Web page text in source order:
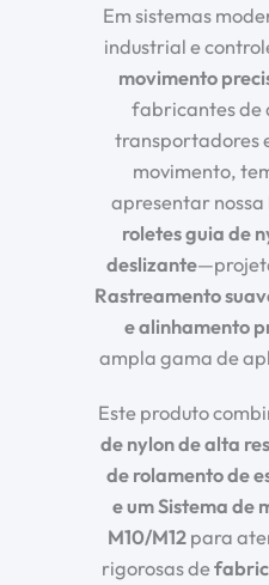
Em sistemas
industrial e
movimento
fabricantes de
transportadores
movimento,
apresentar
roletes guia de
deslizante
Rastreamento
e alinhamento
ampla gama de
Este produto
de nylon de alta
de rolamento de
eumSistema de
M10/M12para
rigorosas de